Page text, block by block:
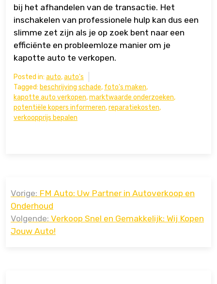
bij het afhandelen van de transactie. Het
inschakelen van professionele hulp kan dus een
slimme zet zijn als je op zoek bent naar een
efficiënte en probleemloze manier om je
kapotte auto te verkopen.
Posted in: auto,auto's
Tagged: beschrijving schade, foto's maken,
kapotte auto verkopen,marktwaarde onderzoeken,
potentiële kopers informeren,reparatiekosten,
verkoopprijs bepalen
navigatie
Vorige: FM Auto: Uw Partner in Autoverkoop en
Onderhoud
Volgende: Verkoop Snel en Gemakkelijk: Wij Kopen
Jouw Auto!